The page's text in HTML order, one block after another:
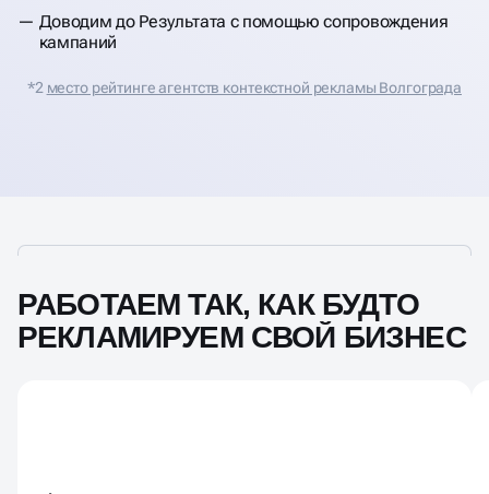
Доводим до Результата с помощью сопровождения
кампаний
*2 место рейтинге агентств контекстной рекламы Волгограда
РАБОТАЕМ ТАК, КАК БУДТО
РЕКЛАМИРУЕМ СВОЙ БИЗНЕС